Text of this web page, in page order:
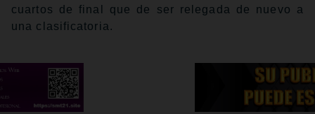
cuartos de final que de ser relegada de nuevo a
una clasificatoria.